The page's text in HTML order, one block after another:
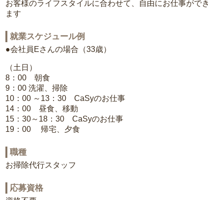
お客様のライフスタイルに合わせて、自由にお仕事ができ
ます
就業スケジュール例
●会社員Eさんの場合（33歳）
（土日）
8：00 朝食
9：00 洗濯、掃除
10：00 ～13：30 CaSyのお仕事
14：00 昼食、移動
15：30～18：30 CaSyのお仕事
19：00 帰宅、夕食
職種
お掃除代行スタッフ
応募資格